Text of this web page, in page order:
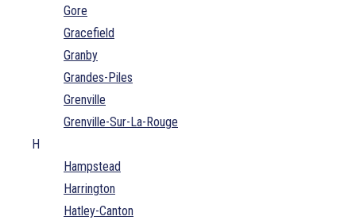
Gore
Gracefield
Granby
Grandes-Piles
Grenville
Grenville-Sur-La-Rouge
H
Hampstead
Harrington
Hatley-Canton